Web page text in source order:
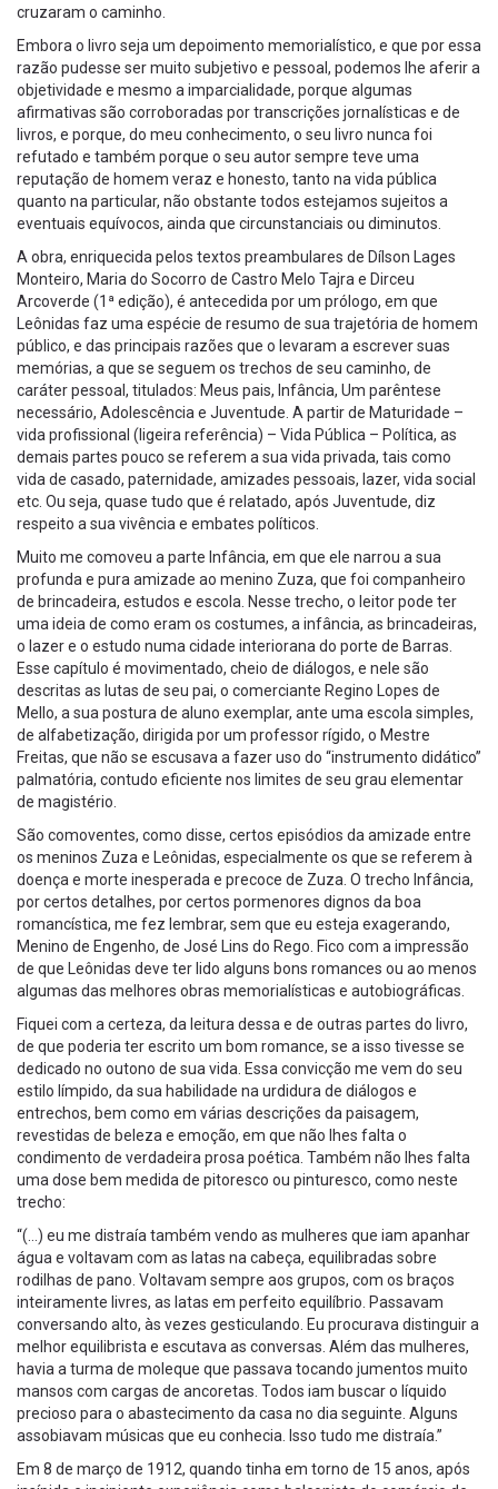
cruzaram o caminho.
Embora o livro seja um depoimento memorialístico, e que por essa
razão pudesse ser muito subjetivo e pessoal, podemos lhe aferir a
objetividade e mesmo a imparcialidade, porque algumas
afirmativas são corroboradas por transcrições jornalísticas e de
livros, e porque, do meu conhecimento, o seu livro nunca foi
refutado e também porque o seu autor sempre teve uma
reputação de homem veraz e honesto, tanto na vida pública
quanto na particular, não obstante todos estejamos sujeitos a
eventuais equívocos, ainda que circunstanciais ou diminutos.
A obra, enriquecida pelos textos preambulares de Dílson Lages
Monteiro, Maria do Socorro de Castro Melo Tajra e Dirceu
Arcoverde (1ª edição), é antecedida por um prólogo, em que
Leônidas faz uma espécie de resumo de sua trajetória de homem
público, e das principais razões que o levaram a escrever suas
memórias, a que se seguem os trechos de seu caminho, de
caráter pessoal, titulados: Meus pais, Infância, Um parêntese
necessário, Adolescência e Juventude. A partir de Maturidade –
vida profissional (ligeira referência) – Vida Pública – Política, as
demais partes pouco se referem a sua vida privada, tais como
vida de casado, paternidade, amizades pessoais, lazer, vida social
etc. Ou seja, quase tudo que é relatado, após Juventude, diz
respeito a sua vivência e embates políticos.
Muito me comoveu a parte Infância, em que ele narrou a sua
profunda e pura amizade ao menino Zuza, que foi companheiro
de brincadeira, estudos e escola. Nesse trecho, o leitor pode ter
uma ideia de como eram os costumes, a infância, as brincadeiras,
o lazer e o estudo numa cidade interiorana do porte de Barras.
Esse capítulo é movimentado, cheio de diálogos, e nele são
descritas as lutas de seu pai, o comerciante Regino Lopes de
Mello, a sua postura de aluno exemplar, ante uma escola simples,
de alfabetização, dirigida por um professor rígido, o Mestre
Freitas, que não se escusava a fazer uso do “instrumento didático”
palmatória, contudo eficiente nos limites de seu grau elementar
de magistério.
São comoventes, como disse, certos episódios da amizade entre
os meninos Zuza e Leônidas, especialmente os que se referem à
doença e morte inesperada e precoce de Zuza. O trecho Infância,
por certos detalhes, por certos pormenores dignos da boa
romancística, me fez lembrar, sem que eu esteja exagerando,
Menino de Engenho, de José Lins do Rego. Fico com a impressão
de que Leônidas deve ter lido alguns bons romances ou ao menos
algumas das melhores obras memorialísticas e autobiográficas.
Fiquei com a certeza, da leitura dessa e de outras partes do livro,
de que poderia ter escrito um bom romance, se a isso tivesse se
dedicado no outono de sua vida. Essa convicção me vem do seu
estilo límpido, da sua habilidade na urdidura de diálogos e
entrechos, bem como em várias descrições da paisagem,
revestidas de beleza e emoção, em que não lhes falta o
condimento de verdadeira prosa poética. Também não lhes falta
uma dose bem medida de pitoresco ou pinturesco, como neste
trecho:
“(…) eu me distraía também vendo as mulheres que iam apanhar
água e voltavam com as latas na cabeça, equilibradas sobre
rodilhas de pano. Voltavam sempre aos grupos, com os braços
inteiramente livres, as latas em perfeito equilíbrio. Passavam
conversando alto, às vezes gesticulando. Eu procurava distinguir a
melhor equilibrista e escutava as conversas. Além das mulheres,
havia a turma de moleque que passava tocando jumentos muito
mansos com cargas de ancoretas. Todos iam buscar o líquido
precioso para o abastecimento da casa no dia seguinte. Alguns
assobiavam músicas que eu conhecia. Isso tudo me distraía.”
Em 8 de março de 1912, quando tinha em torno de 15 anos, após